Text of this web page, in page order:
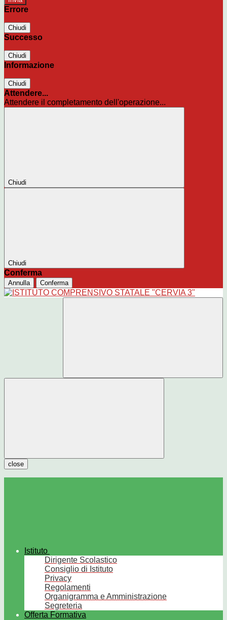
Errore
Chiudi
Successo
Chiudi
Informazione
Chiudi
Attendere...
Attendere il completamento dell'operazione...
Chiudi
Chiudi
Conferma
Annulla Conferma
close
Istituto
Dirigente Scolastico
Consiglio di Istituto
Privacy
Regolamenti
Organigramma e Amministrazione
Segreteria
Offerta Formativa